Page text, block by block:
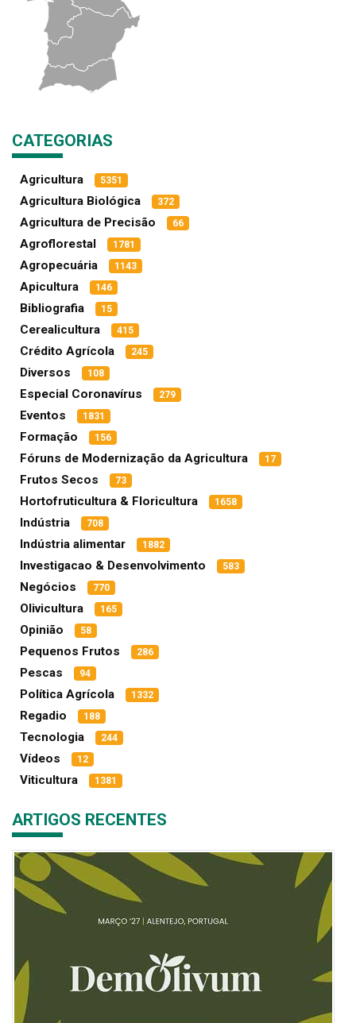
CATEGORIAS
Agricultura 5351
Agricultura Biológica 372
Agricultura de Precisão 66
Agroflorestal 1781
Agropecuária 1143
Apicultura 146
Bibliografia 15
Cerealicultura 415
Crédito Agrícola 245
Diversos 108
Especial Coronavírus 279
Eventos 1831
Formação 156
Fóruns de Modernização da Agricultura 17
Frutos Secos 73
Hortofruticultura & Floricultura 1658
Indústria 708
Indústria alimentar 1882
Investigacao & Desenvolvimento 583
Negócios 770
Olivicultura 165
Opinião 58
Pequenos Frutos 286
Pescas 94
Política Agrícola 1332
Regadio 188
Tecnologia 244
Vídeos 12
Viticultura 1381
ARTIGOS RECENTES